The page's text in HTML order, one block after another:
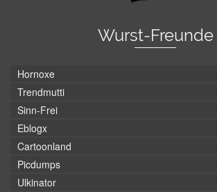
Wurst-Freunde
Hornoxe
Trendmutti
Sinn-Frei
Eblogx
Cartoonland
Picdumps
Ulkinator